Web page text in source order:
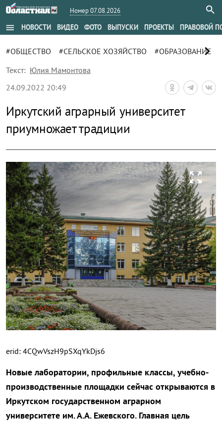
Номер 07.08.2026
menu НОВОСТИ ВИДЕО ФОТО ВЫПУСКИ ПРОЕКТЫ ПРАВОВОЙ
#ОБЩЕСТВО #СЕЛЬСКОЕ ХОЗЯЙСТВО #ОБРАЗОВАНИЕ
chevron_right
Текст: Юлия Мамонтова
24.09.2022 20:49
Иркутский аграрный университет
приумножает традиции
zoom_out_map
erid: 4CQwVszH9pSXqYkDjs6
Новые лаборатории, профильные классы, учебно-
производственные площадки сейчас открываются в
Иркутском государственном аграрном
университете им. А.А. Ежевского. Главная цель